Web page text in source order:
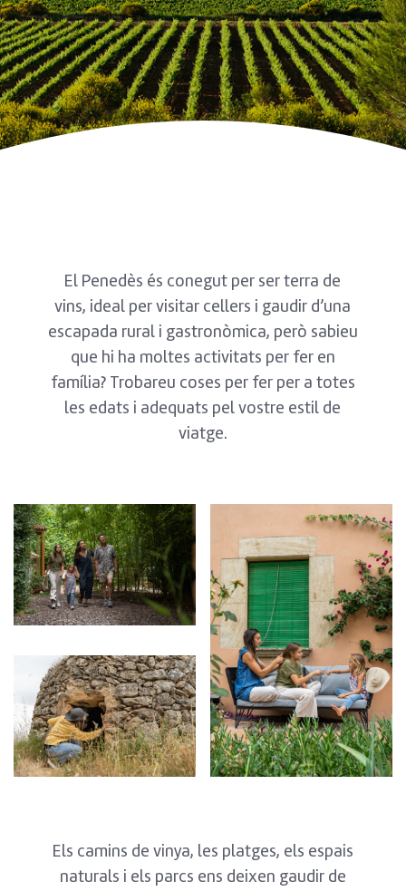
El Penedès és conegut per ser terra de
vins, ideal per visitar cellers i gaudir d’una
escapada rural i gastronòmica, però sabieu
que hi ha moltes activitats per fer en
família? Trobareu coses per fer per a totes
les edats i adequats pel vostre estil de
viatge.
Els camins de vinya, les platges, els espais
naturals i els parcs ens deixen gaudir de